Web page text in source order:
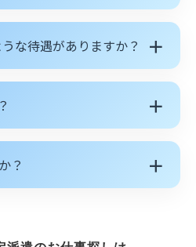
な待遇がありますか？ ＋
＋
？ ＋